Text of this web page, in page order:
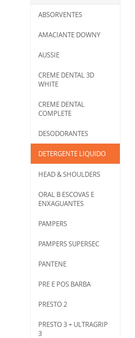
ABSORVENTES
AMACIANTE DOWNY
AUSSIE
CREME DENTAL 3D
WHITE
CREME DENTAL
COMPLETE
DESODORANTES
DETERGENTE LIQUIDO
HEAD & SHOULDERS
ORAL B ESCOVAS E
ENXAGUANTES
PAMPERS
PAMPERS SUPERSEC
PANTENE
PRE E POS BARBA
PRESTO 2
PRESTO 3 + ULTRAGRIP
3